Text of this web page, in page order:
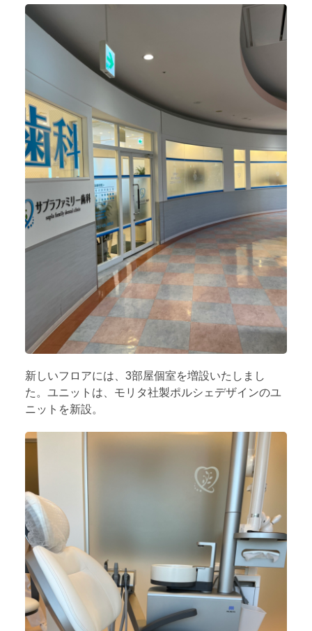
新しいフロアには、3部屋個室を増設いたしまし
た。ユニットは、モリタ社製ポルシェデザインのユ
ニットを新設。